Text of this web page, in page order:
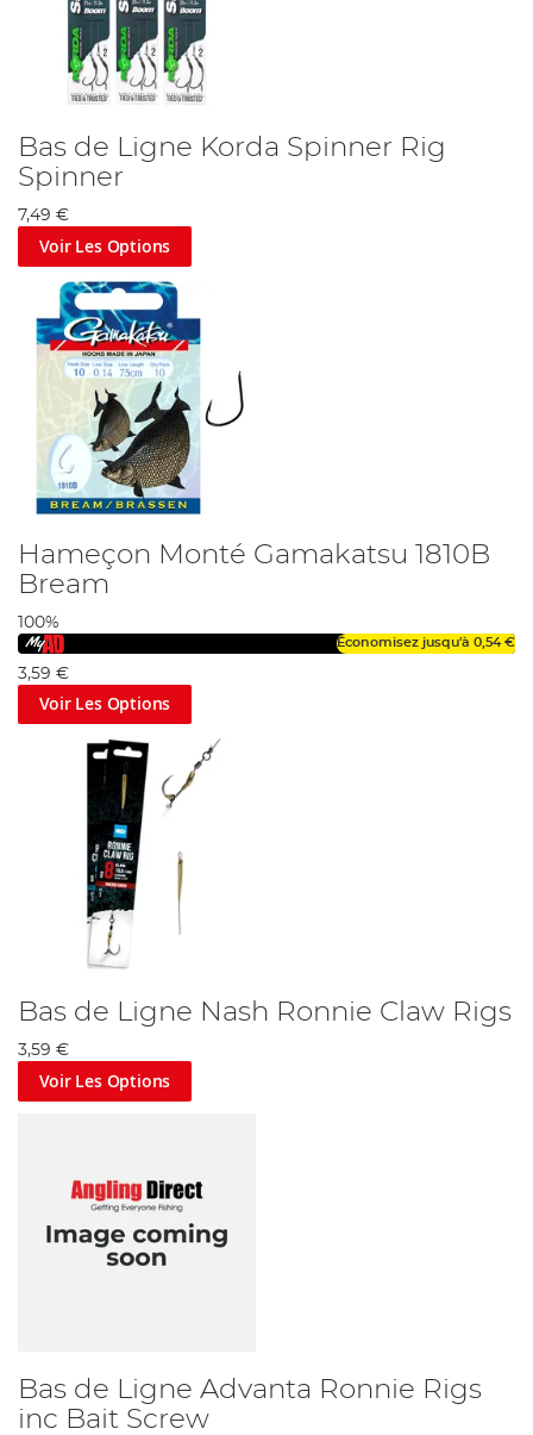
Bas de Ligne Korda Spinner Rig
Spinner
7,49 €
Voir Les Options
Hameçon Monté Gamakatsu 1810B
Bream
100%
Économisez jusqu'à 0,54 €
3,59 €
Voir Les Options
Bas de Ligne Nash Ronnie Claw Rigs
3,59 €
Voir Les Options
Bas de Ligne Advanta Ronnie Rigs
inc Bait Screw